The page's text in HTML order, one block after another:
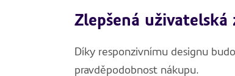
Zlepšená uživatelská
Díky responzivnímu designu
pravděpodobnost nákupu.